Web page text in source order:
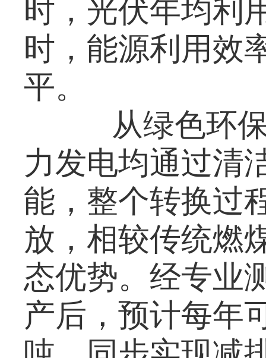
时，能源利用效
平。
从绿色环
力发电均通过清
能，整个转换过
放，相较传统燃
态优势。经专业
产后，预计每年